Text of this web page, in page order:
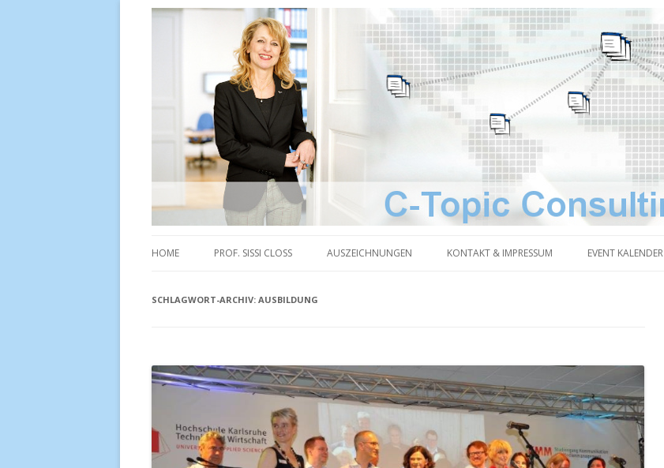
C-Topic Consulting
HOME PROF. SISSI CLOSS AUSZEICHNUNGEN KONTAKT & IMPRESSUM EVENT KALENDER
SCHLAGWORT-ARCHIV: AUSBILDUNG